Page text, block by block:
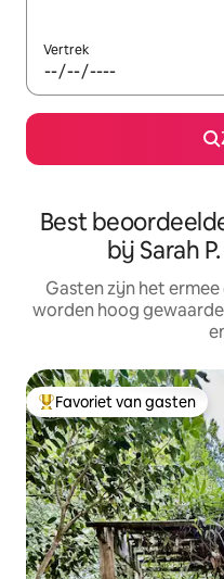
Vertrek
Best
bij Sarah
Gasten zijn het
worden hoog
Topfavoriet van gasten
Favoriet van gasten